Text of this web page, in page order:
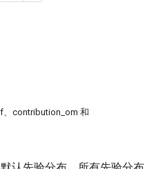
contribution_om 和